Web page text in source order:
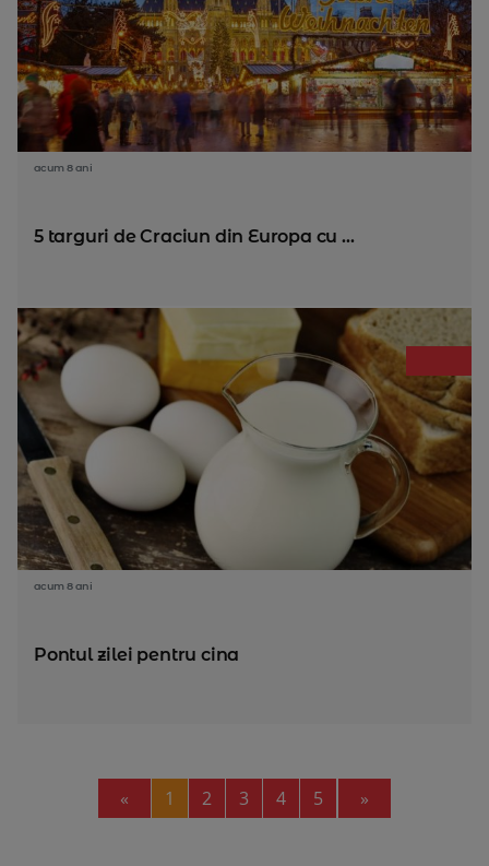
acum 8 ani
5 targuri de Craciun din Europa cu ...
acum 8 ani
Pontul zilei pentru cina
« Previous
1 2 3 4 5 »